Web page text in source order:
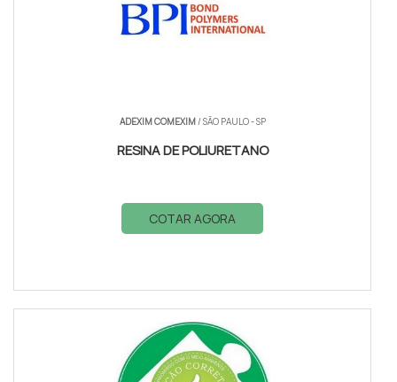
ADEXIM COMEXIM/ SÃO PAULO - SP
RESINA DE POLIURETANO
COTAR AGORA